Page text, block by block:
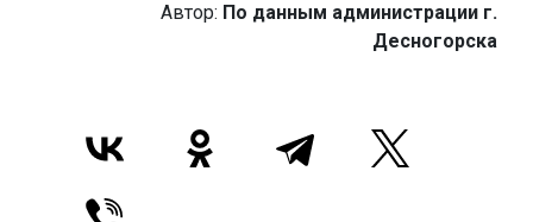
Автор: По данным администрации г.
Десногорска